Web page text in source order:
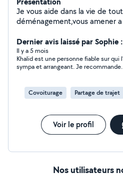
Je vous aide dans la vie de
déménagement,vous amener
Dernier avis laissé par Sophie
Il y a 5 mois
Khalid est une personne fiable sur qui
sympa et arrangeant. Je recommande.
Covoiturage Partage de trajet
Voir le profil
Nos utilisateurs